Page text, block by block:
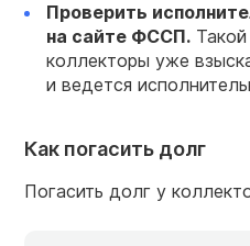
Проверить
на сайте ФССП.
коллекторы уже
и ведется
Как погасить долг
Погасить долг у